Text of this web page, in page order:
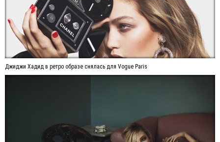
Джиджи Хадид в ретро образе снялась для Vogue Paris